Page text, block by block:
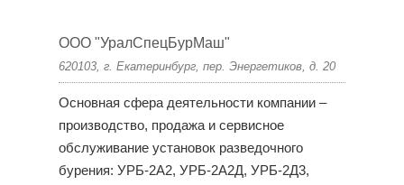
ООО "УралСпецБурМаш"
620103, г. Екатеринбург, пер. Энергетиков, д. 20
Основная сфера деятельности компании –
производство, продажа и сервисное
обслуживание установок разведочного
бурения: УРБ-2А2, УРБ-2А2Д, УРБ-2Д3,